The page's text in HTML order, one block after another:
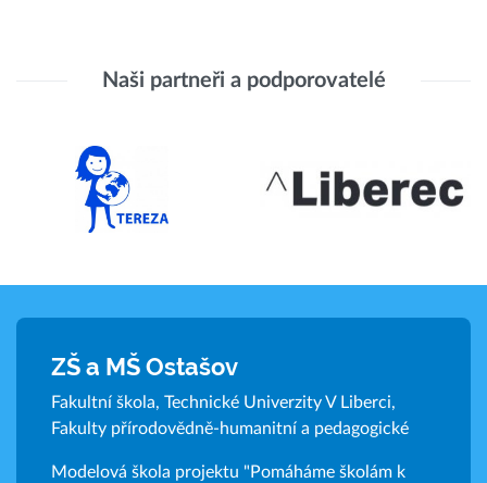
Naši partneři a podporovatelé
ZŠ a MŠ Ostašov
Fakultní škola, Technické Univerzity V Liberci,
Fakulty přírodovědně-humanitní a pedagogické
Modelová škola projektu "Pomáháme školám k